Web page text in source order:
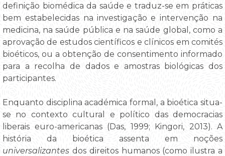
definição biomédica da saúde e traduz-se em práticas
bem estabelecidas na investigação e intervenção na
medicina, na saúde pública e na saúde global, como a
aprovação de estudos científicos e clínicos em comités
bioéticos, ou a obtenção de consentimento informado
para a recolha de dados e amostras biológicas dos
participantes.
Enquanto disciplina académica formal, a bioética situa-
se no contexto cultural e político das democracias
liberais euro-americanas (Das, 1999; Kingori, 2013). A
história da bioética assenta em noções
universalizantes dos direitos humanos (como ilustra a